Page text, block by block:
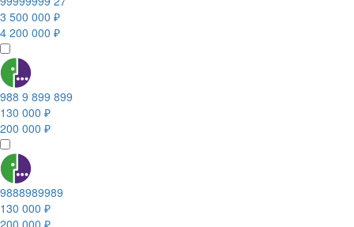
3 500 000 ₽
4 200 000 ₽
988 9 899 899
130 000 ₽
200 000 ₽
9888989989
130 000 ₽
200 000 ₽